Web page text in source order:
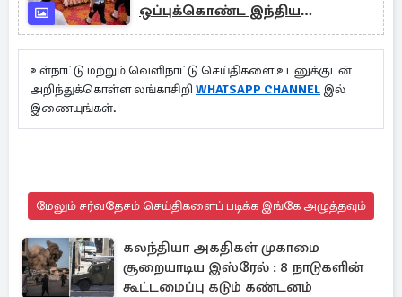
ஒப்புக்கொண்ட இந்திய
விமானப்படை
உள்நாட்டு மற்றும் வெளிநாட்டு செய்திகளை உடனுக்குடன்
அறிந்துக்கொள்ள லங்காசிறி WHATSAPP CHANNEL இல்
இணையுங்கள்.
மேலும் சர்வதேசம் செய்திகளைப் படிக்க இங்கே அழுத்தவும்
கலந்தியா அகதிகள் முகாமை
சூறையாடிய இஸ்ரேல் : 8 நாடுகளின்
கூட்டமைப்பு கடும் கண்டனம்